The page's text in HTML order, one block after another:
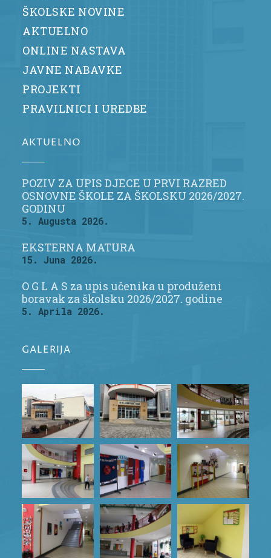
ŠKOLSKE NOVINE
AKTUELNO
ONLINE NASTAVA
JAVNE NABAVKE
PROJEKTI
PRAVILNICI I UREDBE
AKTUELNO
POZIV ZA UPIS DJECE U PRVI RAZRED
OSNOVNE ŠKOLE ZA ŠKOLSKU 2026/2027.
GODINU
5. Augusta 2026.
EKSTERNA MATURA
15. Juna 2026.
O G L A S za upis učenika u produženi
boravak za školsku 2026/2027. godine
5. Aprila 2026.
GALERIJA